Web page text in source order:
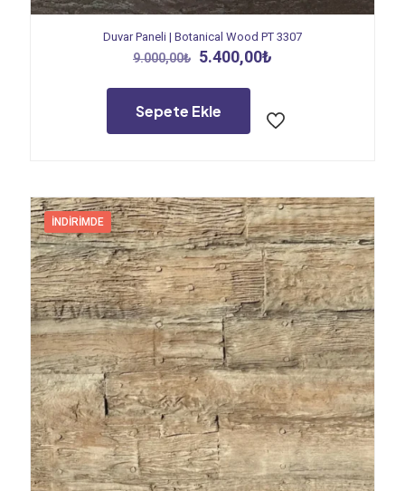
Duvar Paneli | Botanical Wood PT 3307
9.000,00₺ Orijinal
9.000,00₺.
5.400,00₺
Sepete Ekle
İNDIRIMDE